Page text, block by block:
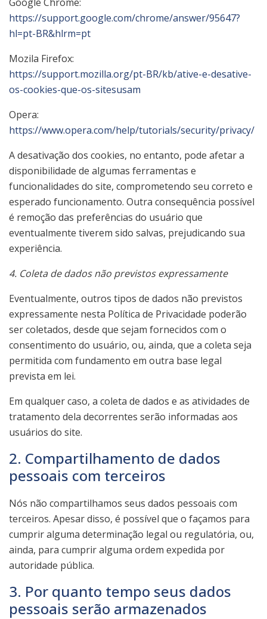
https://support.google.com/chrome/answer/95647?
hl=pt-BR&hlrm=pt
Mozila Firefox:
https://support.mozilla.org/pt-BR/kb/ative-e-desative-
os-cookies-que-os-sitesusam
Opera:
https://www.opera.com/help/tutorials/security/privacy/
A desativação dos cookies, no entanto, pode afetar a
disponibilidade de algumas ferramentas e
funcionalidades do site, comprometendo seu correto e
esperado funcionamento. Outra consequência possível
é remoção das preferências do usuário que
eventualmente tiverem sido salvas, prejudicando sua
experiência.
4. Coleta de dados não previstos expressamente
Eventualmente, outros tipos de dados não previstos
expressamente nesta Política de Privacidade poderão
ser coletados, desde que sejam fornecidos com o
consentimento do usuário, ou, ainda, que a coleta seja
permitida com fundamento em outra base legal
prevista em lei.
Em qualquer caso, a coleta de dados e as atividades de
tratamento dela decorrentes serão informadas aos
usuários do site.
2. Compartilhamento de dados
pessoais com terceiros
Nós não compartilhamos seus dados pessoais com
terceiros. Apesar disso, é possível que o façamos para
cumprir alguma determinação legal ou regulatória, ou,
ainda, para cumprir alguma ordem expedida por
autoridade pública.
3. Por quanto tempo seus dados
pessoais serão armazenados